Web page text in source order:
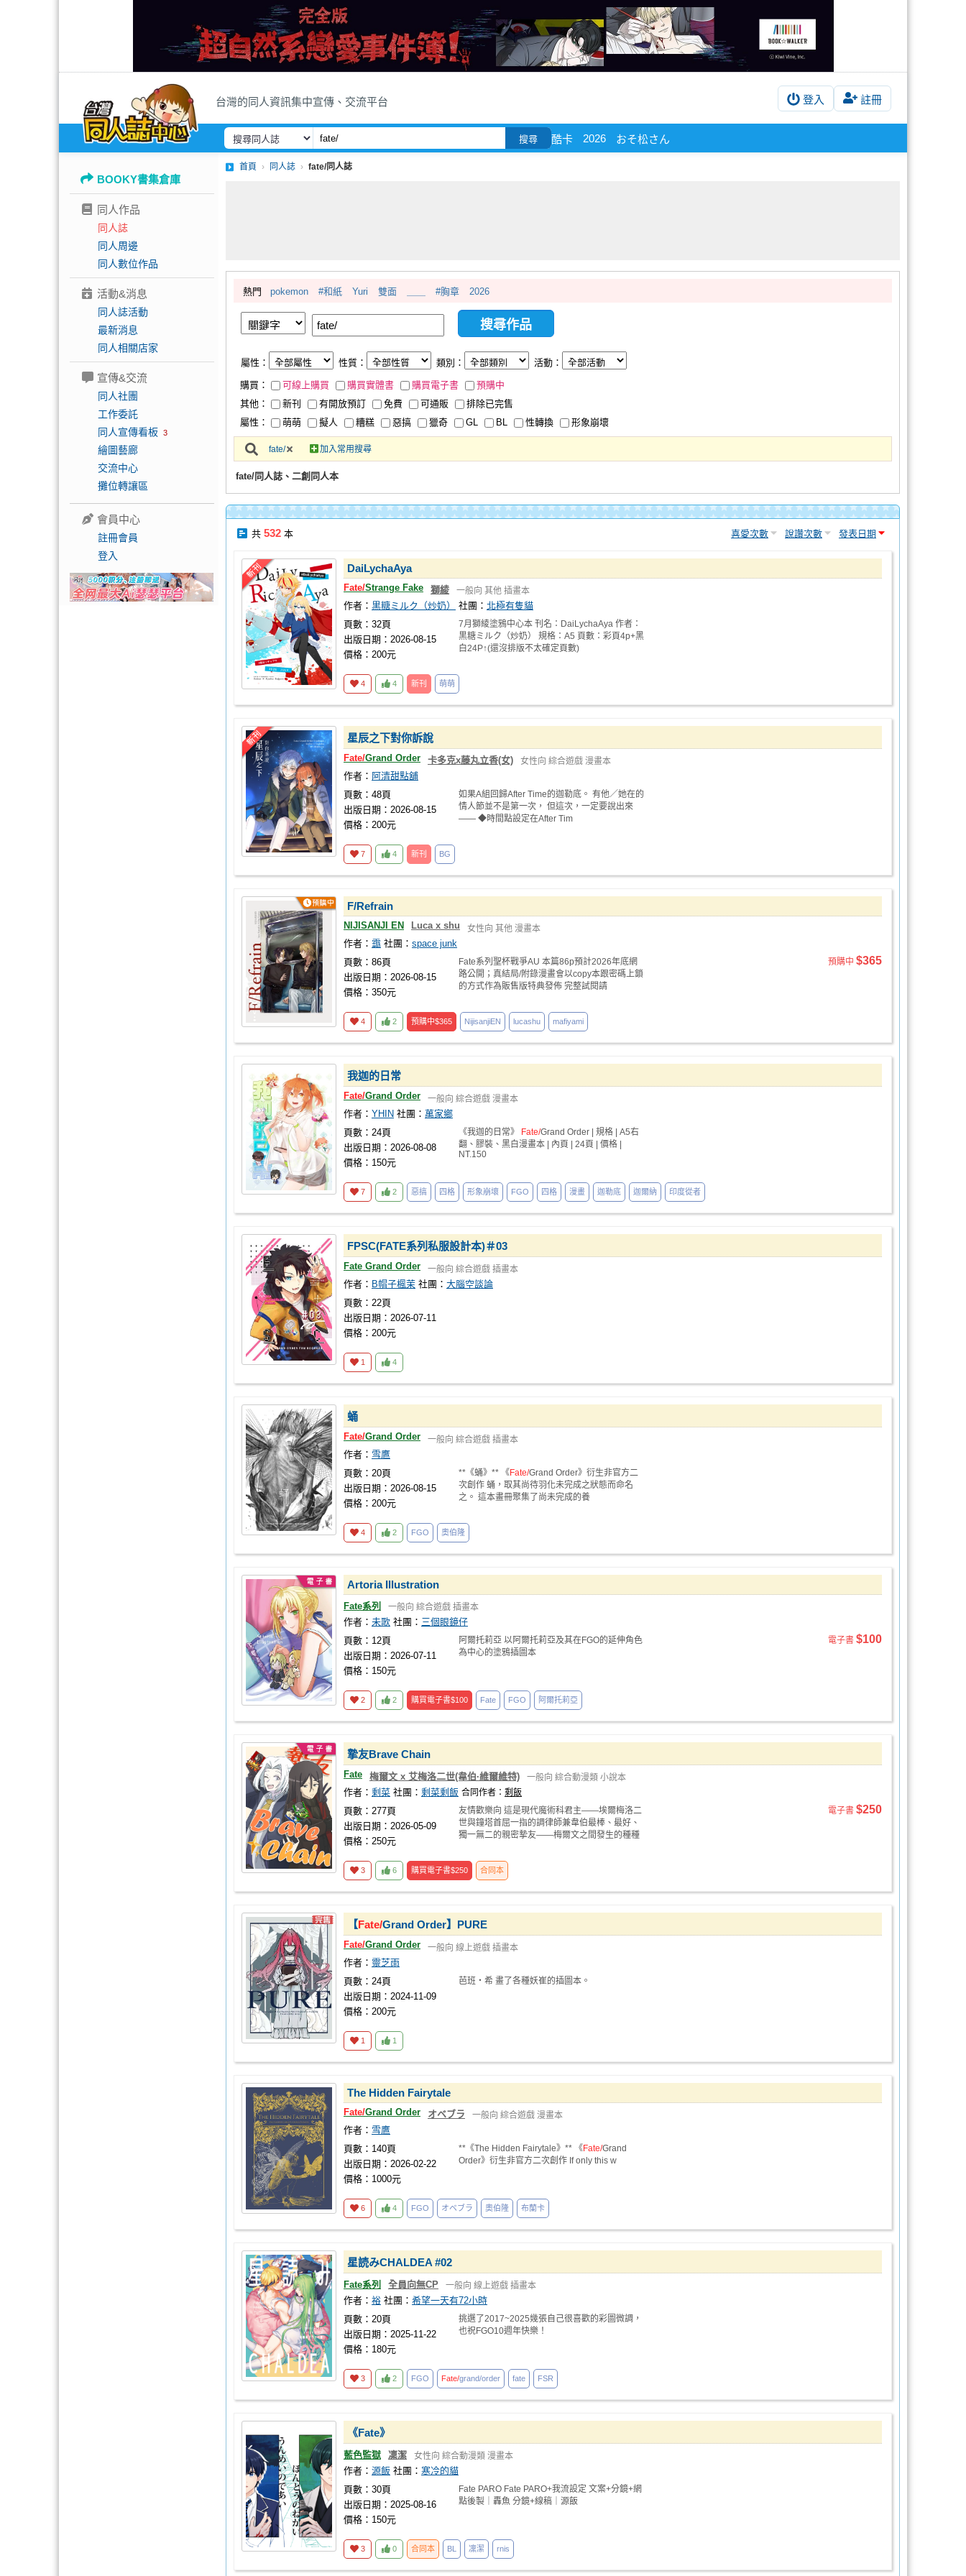
台灣的同人資訊集中宣傳、交流平台 登入 註冊
搜尋 酷卡 2026 おそ松さん
BOOKY書集倉庫
同人作品
同人誌
同人周邊
同人數位作品
活動&消息
同人誌活動
最新消息
同人相關店家
宣傳&交流
同人社團
工作委託
同人宣傳看板 3
繪圖藝廊
交流中心
攤位轉讓區
會員中心
註冊會員
登入
首頁 同人誌 fate/同人誌
熱門 pokemon #和紙 Yuri 雙面 #胸章 2026
屬性： 性質： 類別： 活動：
購買： 可線上購買 購買實體書 購買電子書
預購中
其他：
新刊 有開放預訂 免費 可通販
排除已完售
屬性：
萌萌 擬人 糟糕 惡搞 獵奇 GL BL 性轉換 形象崩壞
fate/ 加入常用搜尋
fate/同人誌、二創同人本
共 532 本 喜愛次數 說讚次數 發表日期
DaiLychaAya
Fate/Strange Fake 獅綾 一般向 其他 插畫本
作者： 黒糖ミルク（炒奶） 社團： 北極有隻貓
頁數：32頁
出版日期：2026-08-15
價格：200元
7月獅綾塗鴉中心本 刊名：DaiLychaAya 作者：
黒糖ミルク（炒奶） 規格：A5 頁數：彩頁4p+黑
白24P↑(還沒排版不太確定頁數)
4 4 新刊 萌萌
星辰之下對你訴說
Fate/Grand Order 卡多克x藤丸立香(女) 女性向 綜合遊戲 漫畫本
作者： 阿清甜點舖
頁數：48頁
出版日期：2026-08-15
價格：200元
如果A組回歸After Time的迦勒底。 有他／她在的
情人節並不是第一次， 但這次，一定要說出來
—— ◆時間點設定在After Tim
7 4 新刊 BG
F/Refrain
NIJISANJI EN Luca x shu 女性向 其他 漫畫本
作者： 靄 社團： space junk
頁數：86頁
出版日期：2026-08-15
價格：350元
Fate系列聖杯戰爭AU 本篇86p預計2026年底網
路公開；真結局/附錄漫畫會以copy本跟密碼上鎖
的方式作為販售版特典發佈 完整試閱請
預購中 $365
4 2 預購中$365 NijisanjiEN lucashu mafiyami
我迦的日常
Fate/Grand Order 一般向 綜合遊戲 漫畫本
作者： YHIN 社團： 萬家鄉
頁數：24頁
出版日期：2026-08-08
價格：150元
《我迦的日常》 Fate/Grand Order | 規格 | A5右
翻、膠裝、黑白漫畫本 | 內頁 | 24頁 | 價格 |
NT.150
7 2 惡搞 四格 形象崩壞 FGO 四格 漫畫 迦勒底 迦爾納 印度從者
FPSC(FATE系列私服設計本)＃03
Fate Grand Order 一般向 綜合遊戲 插畫本
作者： B帽子楓茉 社團： 大腦空談論
頁數：22頁
出版日期：2026-07-11
價格：200元
1 4
蛹
Fate/Grand Order 一般向 綜合遊戲 插畫本
作者： 雪鷹
頁數：20頁
出版日期：2026-08-15
價格：200元
**《蛹》** 《Fate/Grand Order》衍生非官方二
次創作 蛹，取其尚待羽化未完成之狀態而命名
之。 這本畫冊聚集了尚未完成的養
4 2 FGO 奧伯隆
Artoria Illustration
Fate系列 一般向 綜合遊戲 插畫本
作者： 未歌 社團： 三個眼鏡仔
頁數：12頁
出版日期：2026-07-11
價格：150元
阿爾托莉亞 以阿爾托莉亞及其在FGO的延伸角色
為中心的塗鴉插圖本
電子書 $100
2 2 購買電子書$100 Fate FGO 阿爾托莉亞
摯友Brave Chain
Fate 梅爾文 x 艾梅洛二世(韋伯·維爾維特) 一般向 綜合動漫類 小說本
作者： 剩菜 社團： 剩菜剩飯 合同作者： 剩飯
頁數：277頁
出版日期：2026-05-09
價格：250元
友情歡樂向 這是現代魔術科君主——埃爾梅洛二
世與鐘塔首屈一指的調律師兼韋伯最棒、最好、
獨一無二的親密摯友——梅爾文之間發生的種種
電子書 $250
3 6 購買電子書$250 合同本
【Fate/Grand Order】PURE
Fate/Grand Order 一般向 線上遊戲 插畫本
作者： 靈芝雨
頁數：24頁
出版日期：2024-11-09
價格：200元
芭班・希 畫了各種妖崔的插圖本。
1 1
The Hidden Fairytale
Fate/Grand Order オベブラ 一般向 綜合遊戲 漫畫本
作者： 雪鷹
頁數：140頁
出版日期：2026-02-22
價格：1000元
**《The Hidden Fairytale》** 《Fate/Grand
Order》衍生非官方二次創作 If only this w
6 4 FGO オベブラ 奧伯隆 布蘭卡
星読みCHALDEA #02
Fate系列 全員向無CP 一般向 線上遊戲 插畫本
作者： 裕 社團： 希望一天有72小時
頁數：20頁
出版日期：2025-11-22
價格：180元
挑選了2017~2025幾張自己很喜歡的彩圖微調，
也祝FGO10週年快樂！
3 2 FGO Fate/grand/order fate FSR
《Fate》
藍色監獄 凜潔 女性向 綜合動漫類 漫畫本
作者： 源飯 社團： 寒冷的貓
頁數：30頁
出版日期：2025-08-16
價格：150元
Fate PARO Fate PARO+我流設定 文案+分鏡+網
點後製｜轟魚 分鏡+線稿｜源飯
3 0 合同本 BL 凜潔 rnis